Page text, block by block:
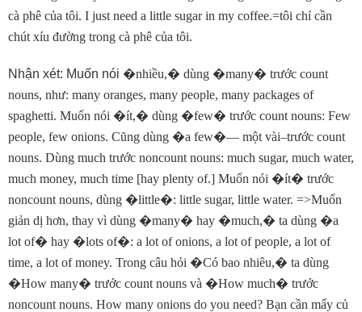
cà phê của tôi. I just need a little sugar in my coffee.=tôi chỉ cần
chút xíu đường trong cà phê của tôi.
Nhận xét: Muốn nói �nhiều,� dùng �many� trước count
nouns, như: many oranges, many people, many packages of
spaghetti. Muốn nói �ít,� dùng �few� trước count nouns: Few
people, few onions. Cũng dùng �a few�— một vài–trước count
nouns. Dùng much trước noncount nouns: much sugar, much water,
much money, much time [hay plenty of.] Muốn nói �ít� trước
noncount nouns, dùng �little�: little sugar, little water. =>Muốn
giản dị hơn, thay vì dùng �many� hay �much,� ta dùng �a
lot of� hay �lots of�: a lot of onions, a lot of people, a lot of
time, a lot of money. Trong câu hỏi �Có bao nhiêu,� ta dùng
�How many� trước count nouns và �How much� trước
noncount nouns. How many onions do you need? Bạn cần mấy củ